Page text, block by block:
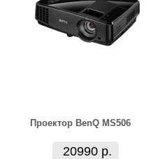
Проектор BenQ MS506
20990 р.